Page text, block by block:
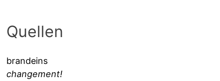
Quellen
brandeins
changement!